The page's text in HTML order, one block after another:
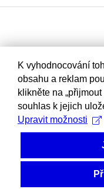
K vyhodnocování
obsahu a reklam
klikněte na
souhlas k jejich
Upravit možnosti